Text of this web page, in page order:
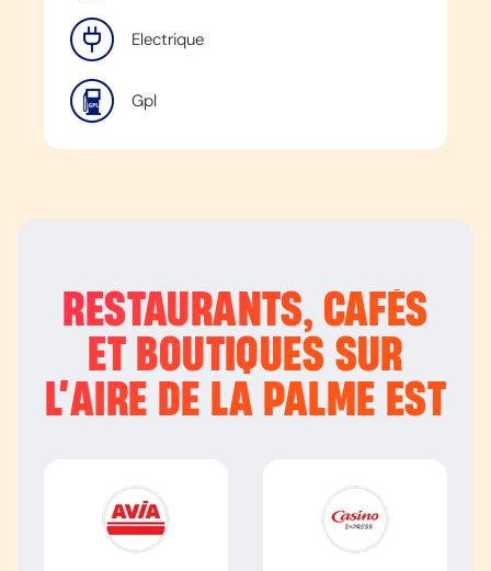
Electrique
Gpl
RESTAURANTS, CAFÉS
ET BOUTIQUES SUR
L’AIRE DE LA PALME EST